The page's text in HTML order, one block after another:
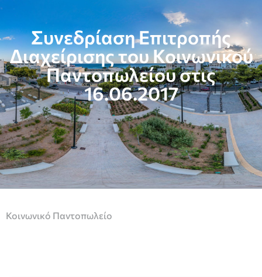
Συνεδρίαση Επιτροπής
Διαχείρισης του Κοινωνικού
Παντοπωλείου στις
16.06.2017
Κοινωνικό Παντοπωλείο